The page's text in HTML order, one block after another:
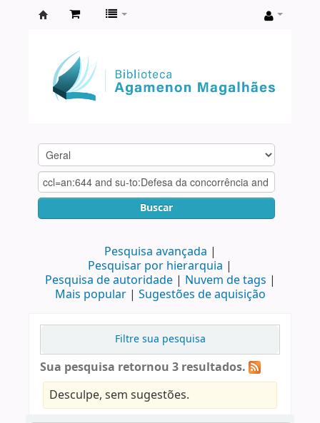
Agamenon
Magalhães
Buscar
Pesquisa avançada
Pesquisar por hierarquia
Pesquisa de autoridade
Nuvem de tags
Mais popular
Sugestões de aquisição
Filtre sua pesquisa
Sua pesquisa retornou 3 resultados.
Desculpe, sem sugestões.